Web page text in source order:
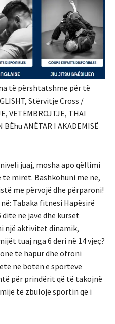
të përshtatshme për të
Stërvitje Cross /
VETËMBROJTJE, THAI
ANËTAR I AKADEMISË
juaj, mosha apo qëllimi
të mirët. Bashkohuni me ne,
me përvojë dhe përparoni!
Tabaka fitnesi Hapësirë
në javë dhe kurset
një aktivitet dinamik,
tuaj nga 6 deri në 14 vjeç?
të hapur dhe ofroni
në botën e sporteve
për prindërit që të takojnë
të zbulojë sportin që i